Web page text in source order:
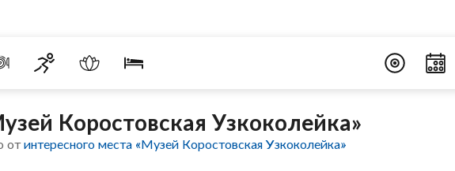
Коростовская Узкоколейка»
отинтересного места «Музей Коростовская Узкоколейка»